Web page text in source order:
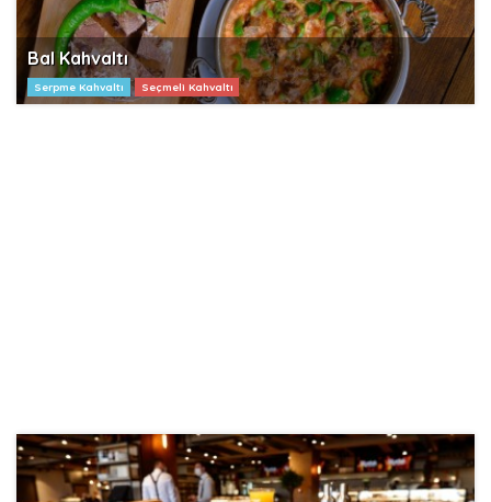
Bal Kahvaltı
Serpme Kahvaltı Seçmeli Kahvaltı